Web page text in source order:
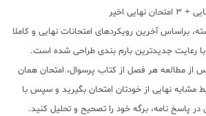
براساس آخرین رویکردهای امتحانات نهایی و کاملا
با رعایت جدیدترین بارم بندی طراحی شده است.
از مطالعه هر فصل از کتاب پرسوال، امتحان همان
مشابه نهایی از خودتان امتحان بگیرید و سپس با
پاسخ نامه، برگه خود را تصحیح و تحلیل کنید.